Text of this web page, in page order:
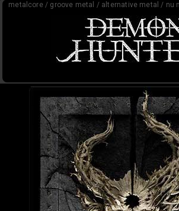
COMUNIDAD
metalcore / groove metal / alternative metal / nu